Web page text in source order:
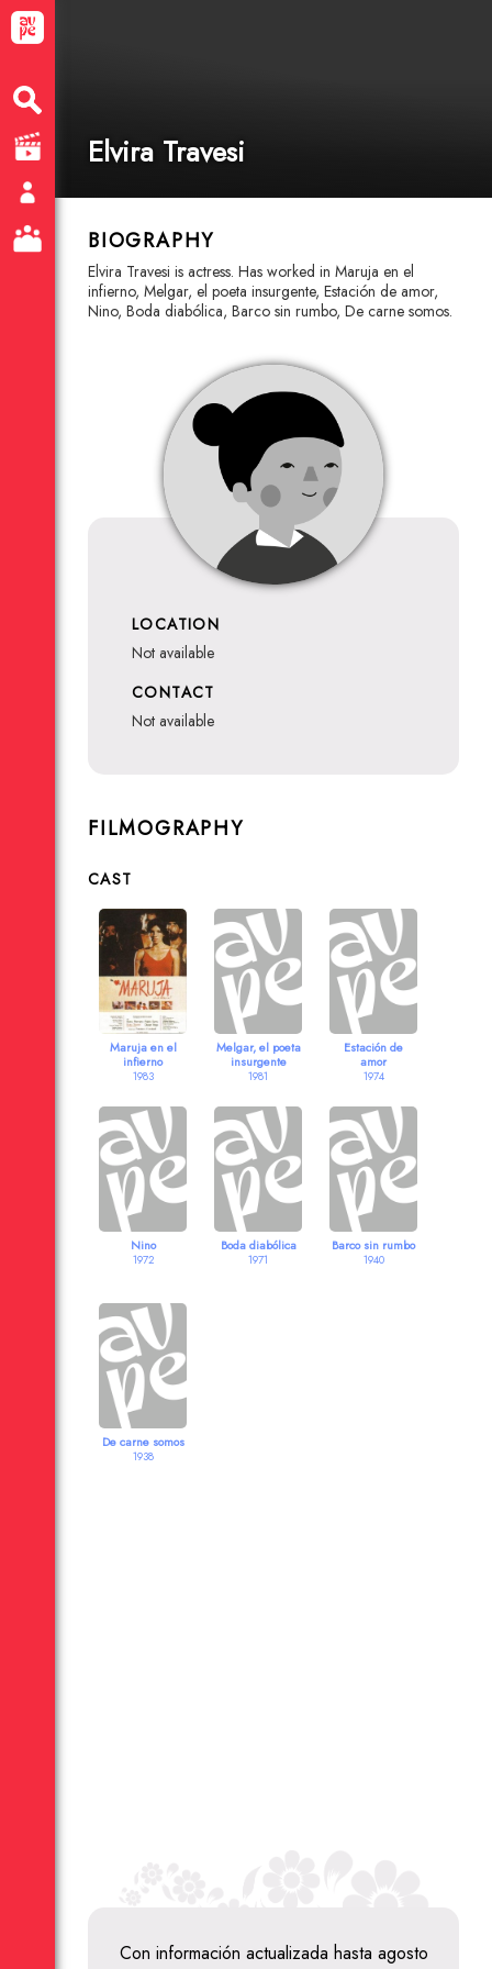
Elvira Travesi
BIOGRAPHY
Elvira Travesi is actress. Has worked in Maruja en el
infierno, Melgar, el poeta insurgente, Estación de amor,
Nino, Boda diabólica, Barco sin rumbo, De carne somos.
LOCATION
not available
CONTACT
not available
FILMOGRAPHY
CAST
Maruja en el
infierno
1983
Melgar, el poeta
insurgente
1981
Estación de
amor
1974
Nino
1972
Boda diabólica
1971
Barco sin rumbo
1940
De carne somos
1938
Con información actualizada hasta agosto